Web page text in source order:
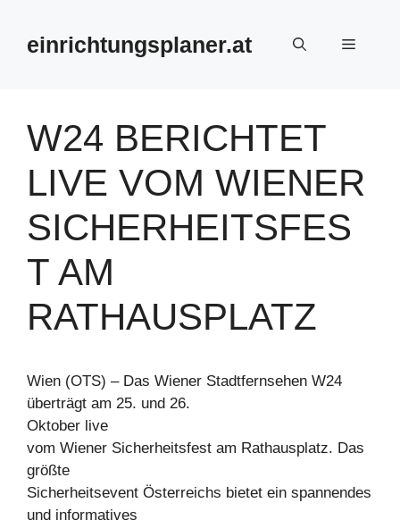
springeneinrichtungsplaner.at Menü
W24 BERICHTET
LIVE VOM WIENER
SICHERHEITSFES
T AM
RATHAUSPLATZ
Wien (OTS) – Das Wiener Stadtfernsehen W24
überträgt am 25. und 26.
Oktober live
vom Wiener Sicherheitsfest am Rathausplatz. Das
größte
Sicherheitsevent Österreichs bietet ein spannendes
und informatives